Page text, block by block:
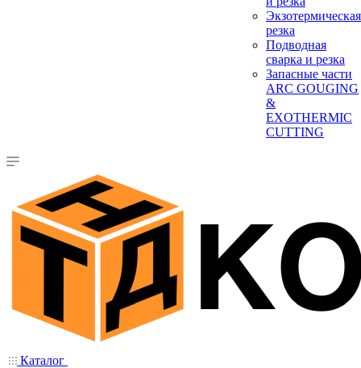
Экзотермическая
резка
Подводная
сварка и резка
Запасные части
ARC GOUGING
&
EXOTHERMIC
CUTTING
Каталог